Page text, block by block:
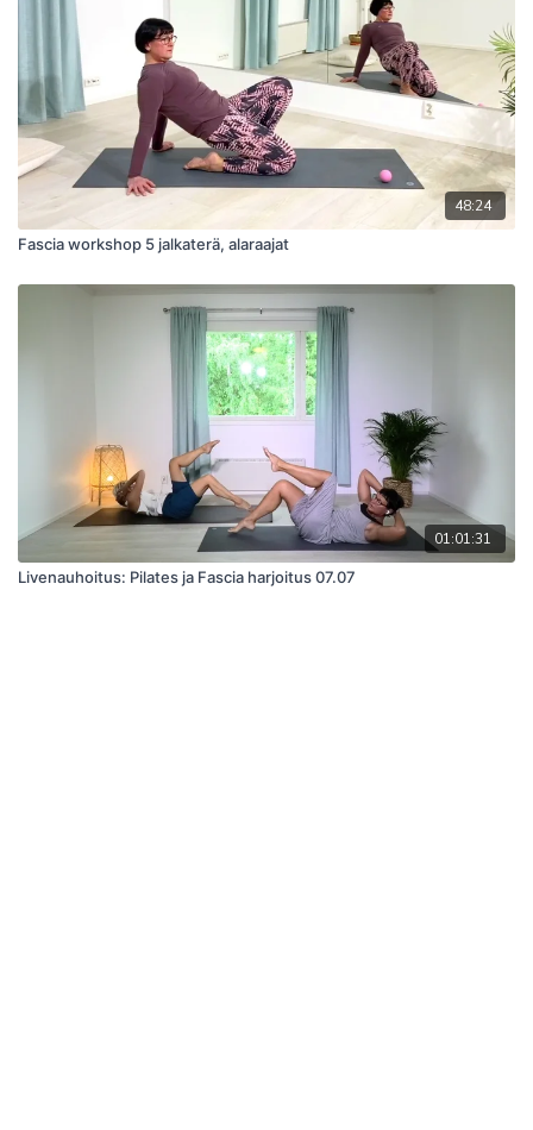
48:24
Fascia workshop 5 jalkaterä, alaraajat
01:01:31
Livenauhoitus: Pilates ja Fascia harjoitus 07.07